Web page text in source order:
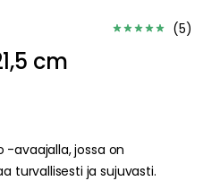
(5)
cm
-avaajalla, jossa on
turvallisesti ja sujuvasti.